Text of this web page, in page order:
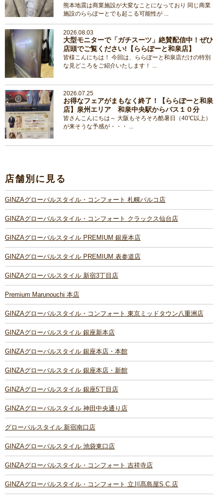
熊本地震は商業施設が大変なことになっており 同じ商業
施設のららぽーとでも起こる可能性が ...
2026.08.03
大型モニターで「ガチスーツ」絶賛配信中！ぜひ
店頭でご覧ください!【ららぽーと和泉店】
皆様こんにちは！ 今回は、ららぽーと和泉店だけの特別
な見どころをご紹介いたします！ ...
2026.07.25
お得なフェアがまもなく終了！【ららぽーと和泉
店】泉州エリア 和泉中央駅からバス１０分
皆さんこんにちは～ 大阪もそろそろ酷暑日（40℃以上）
が来そうな予感が・・・ ...
店舗別に見る
GINZAグローバルスタイル・コンフォート 札幌パルコ店
GINZAグローバルスタイル・コンフォート クラックス仙台店
GINZAグローバルスタイル PREMIUM 銀座本店
GINZAグローバルスタイル PREMIUM 表参道店
GINZAグローバルスタイル 新宿3丁目店
Premium Marunouchi 本店
GINZAグローバルスタイル・コンフォート 東京ミッドタウン八重洲店
GINZAグローバルスタイル 銀座新本店
GINZAグローバルスタイル 銀座本店・本館
GINZAグローバルスタイル 銀座本店・新館
GINZAグローバルスタイル 銀座5丁目店
GINZAグローバルスタイル 神田中央通り店
グローバルスタイル 新宿南口店
GINZAグローバルスタイル 池袋東口店
GINZAグローバルスタイル・コンフォート 吉祥寺店
GINZAグローバルスタイル・コンフォート 立川髙島屋S.C.店